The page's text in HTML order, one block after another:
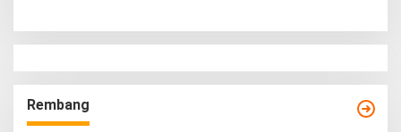
Rembang